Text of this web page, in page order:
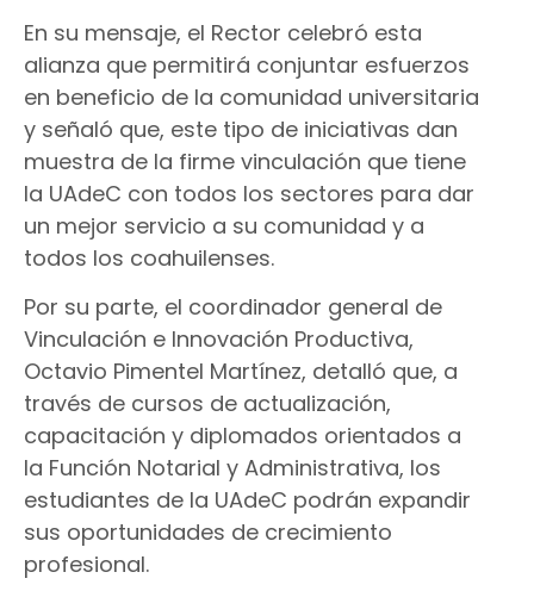
En su mensaje, el Rector celebró esta
alianza que permitirá conjuntar esfuerzos
en beneficio de la comunidad universitaria
y señaló que, este tipo de iniciativas dan
muestra de la firme vinculación que tiene
la UAdeC con todos los sectores para dar
un mejor servicio a su comunidad y a
todos los coahuilenses.
Por su parte, el coordinador general de
Vinculación e Innovación Productiva,
Octavio Pimentel Martínez, detalló que, a
través de cursos de actualización,
capacitación y diplomados orientados a
la Función Notarial y Administrativa, los
estudiantes de la UAdeC podrán expandir
sus oportunidades de crecimiento
profesional.